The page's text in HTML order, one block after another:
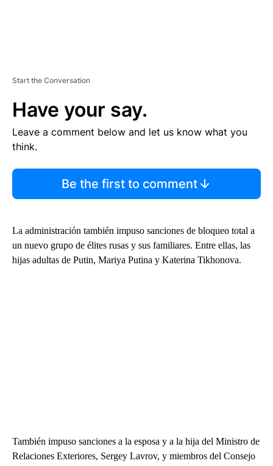
Start the Conversation
Have your say.
Leave a comment below and let us know what you
think.
Be the first to comment
La administración también impuso sanciones de bloqueo total a
un nuevo grupo de élites rusas y sus familiares. Entre ellas, las
hijas adultas de Putin, Mariya Putina y Katerina Tikhonova.
También impuso sanciones a la esposa y a la hija del Ministro de
Relaciones Exteriores, Sergey Lavrov, y miembros del Consejo